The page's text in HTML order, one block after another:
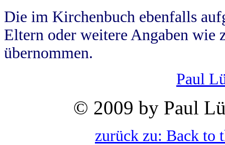
Die im Kirchenbuch ebenfalls
Eltern oder weitere Angaben wie
übernommen.
Paul
© 2009 by Paul
zurück zu: Back to